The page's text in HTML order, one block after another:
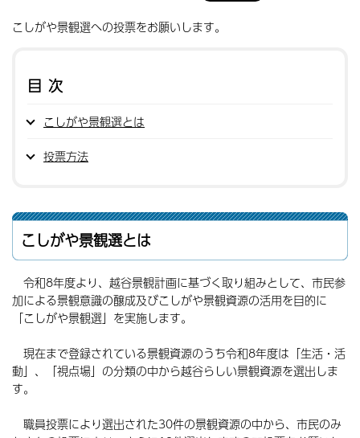
こしがや景観選への投票をお願いします。
目次
こしがや景観選とは
投票方法
こしがや景観選とは
令和8年度より、越谷景観計画に基づく取り組みとして、市民参
加による景観意識の醸成及びこしがや景観資源の活用を目的に
「こしがや景観選」を実施します。
現在まで登録されている景観資源のうち令和8年度は「生活・活
動」、「視点場」の分類の中から越谷らしい景観資源を選出しま
す。
職員投票により選出された30件の景観資源の中から、市民のみ